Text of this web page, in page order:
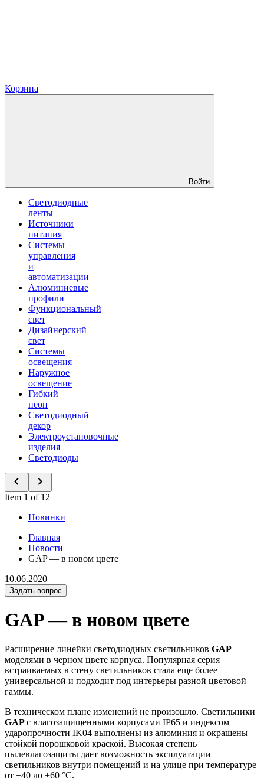
Корзина
Войти
Светодиодные
ленты
Источники
питания
Системы
управления
и
автоматизации
Алюминиевые
профили
Функциональный
свет
Дизайнерский
свет
Системы
освещения
Наружное
освещение
Гибкий
неон
Светодиодный
декор
Электроустановочные
изделия
Светодиоды
Item 1 of 12
Новинки
Главная
Новости
GAP — в новом цвете
10.06.2020
Задать вопрос
GAP — в новом цвете
Расширение линейки светодиодных светильников GAP
моделями в черном цвете корпуса. Популярная серия
встраиваемых в стену светильников стала еще более
универсальной и подходит под интерьеры разной цветовой
гаммы.
В техническом плане изменений не произошло. Светильники
GAPс влагозащищенными корпусами IP65 и индексом
ударопрочности IK04 выполнены из алюминия и окрашены
стойкой порошковой краской. Высокая степень
пылевлагозащиты дает возможность эксплуатации
светильников внутри помещений и на улице при температуре
от −40 до +60 °C.